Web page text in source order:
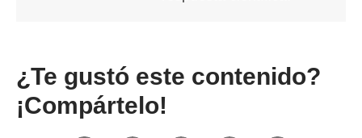
¿Te gustó este contenido?
¡Compártelo!